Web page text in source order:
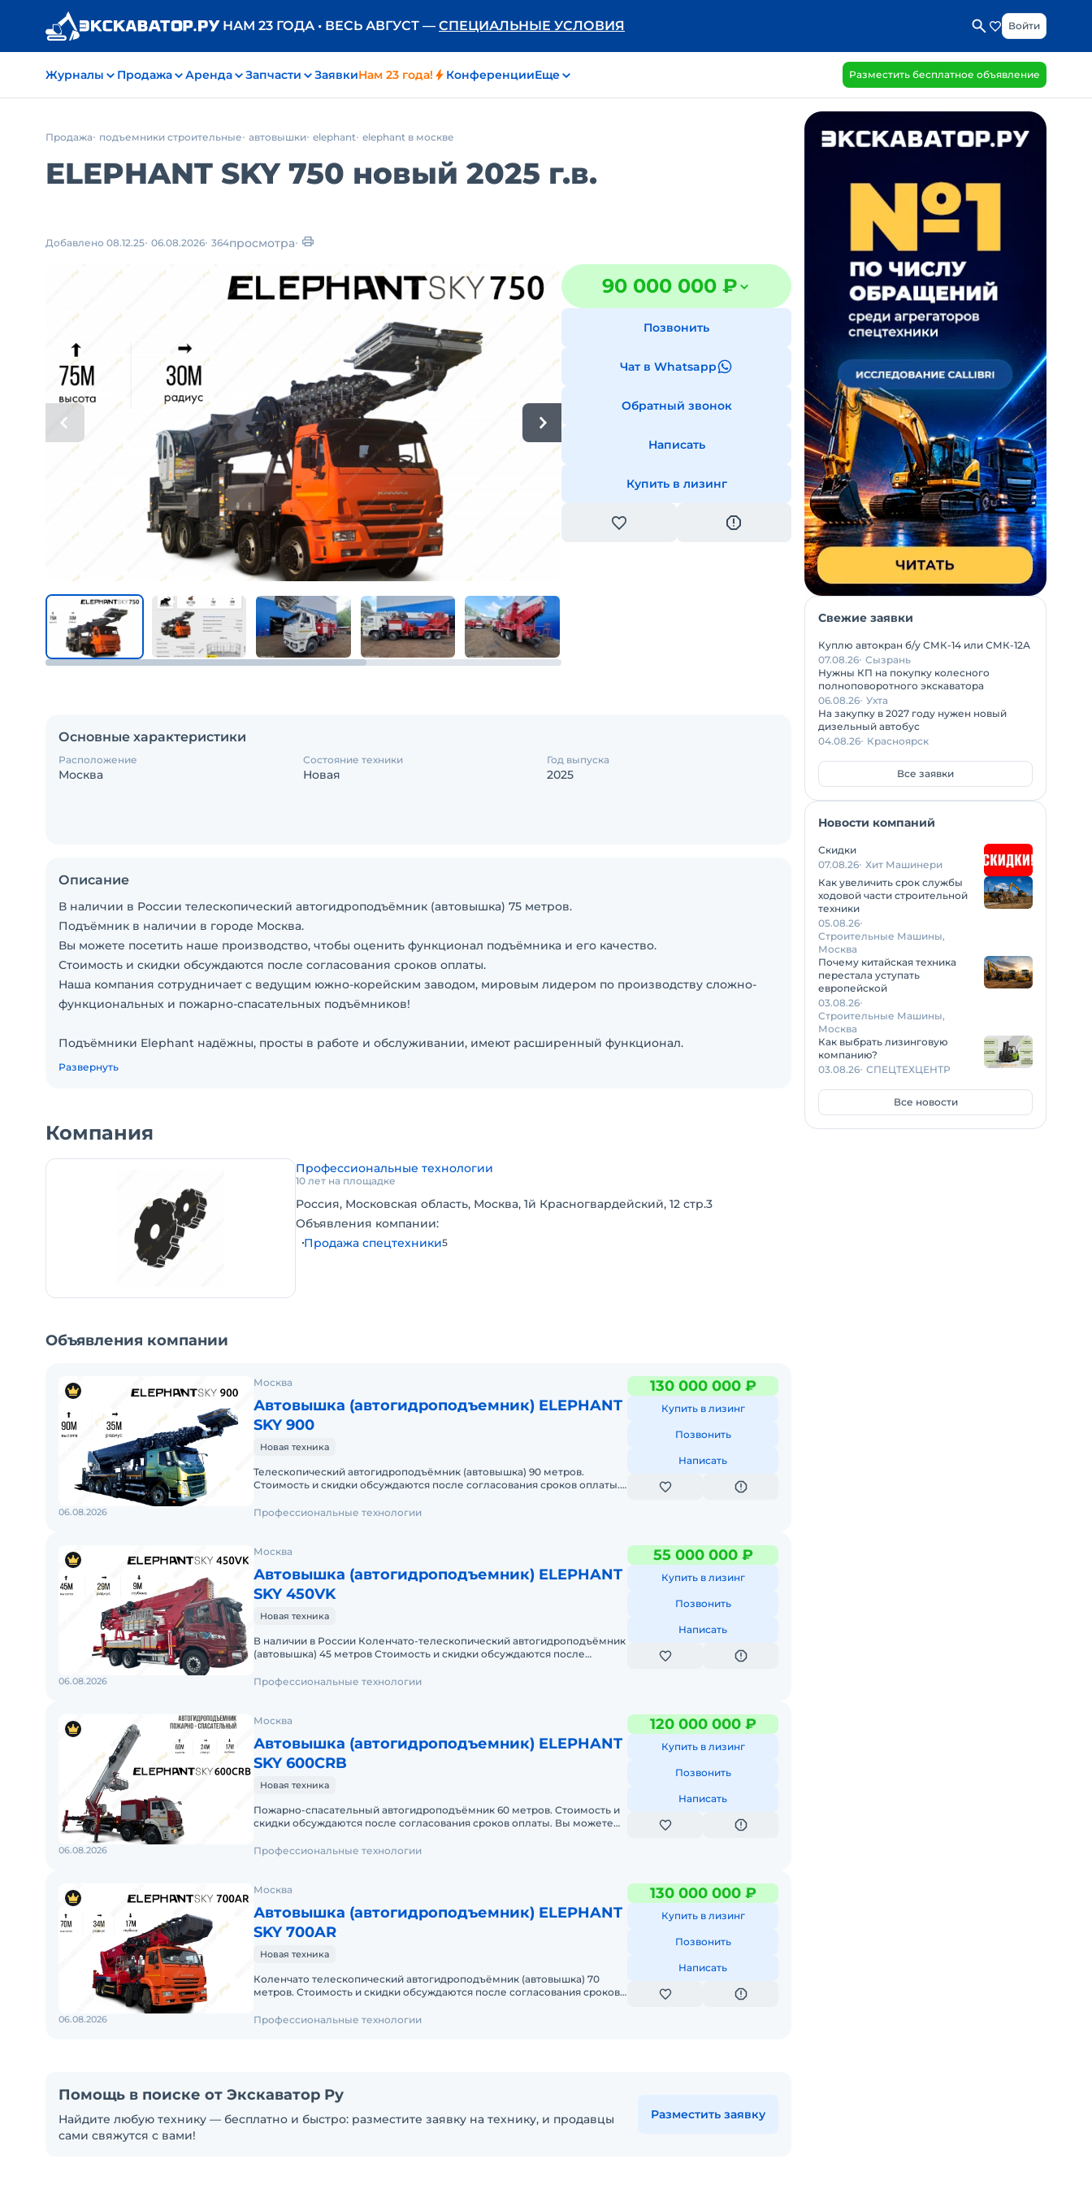
НАМ 23 ГОДА • ВЕСЬ АВГУСТ — СПЕЦИАЛЬНЫЕ УСЛОВИЯ Войти
Журналы Продажа Аренда Запчасти ЗаявкиНам 23 года! КонференцииЕще Разместить бесплатное объявление
Продажа подъемники строительные автовышки elephant elephant в москве
ELEPHANT SKY 750 новый 2025 г.в.
Добавлено 08.12.25 06.08.2026 364просмотра
90 000 000 ₽
Позвонить
Чат в Whatsapp
Обратный звонок
Написать
Купить в лизинг
Основные характеристики
Расположение
Москва
Состояние техники
Новая
Год выпуска
2025
Описание
В наличии в России телескопический автогидроподъёмник (автовышка) 75 метров.
Подъёмник в наличии в городе Москва.
Вы можете посетить наше производство, чтобы оценить функционал подъёмника и его качество.
Стоимость и скидки обсуждаются после согласования сроков оплаты.
Наша компания сотрудничает с ведущим южно-корейским заводом, мировым лидером по производству сложно-
функциональных и пожарно-спасательных подъёмников!
Подъёмники Elephant надёжны, просты в работе и обслуживании, имеют расширенный функционал.
Надёжность обеспечивается:
Продукция нашей компании соответствует уровню ведущих европейских и мировых производителей спецтехники.
Телескопический подъемник с рабочей высотой 75 метров.
марка: ELEPHANT SKY
Максимальная рабочая высота: 75 метров
Грузоподъемность рабочей платформы: 400 кг.
Радиус поворота рабочей платформы: 360 градусов.
Наличие сервисных центров и выездных бригад обеспечивает своевременное техобслуживание и максимальное
время непрерывной эксплуатации.
Подробно ознакомиться с преимуществами нашей продукции вы можете на нашем сайте, ссылка на сайт в
профиле.
Развернуть
Компания
Профессиональные технологии
10 лет на площадке
Россия, Московская область, Москва, 1й Красногвардейский, 12 стр.3
Объявления компании:
Продажа спецтехники5
Объявления компании
Москва
Автовышка (автогидроподъемник) ELEPHANT
SKY 900
Новая техника
Телескопический автогидроподъёмник (автовышка) 90 метров.
Стоимость и скидки обсуждаются после согласования сроков оплаты.
130 000 000 ₽
Купить в лизинг
Позвонить
Написать
06.08.2026 Профессиональные технологии
Москва
Автовышка (автогидроподъемник) ELEPHANT
SKY 450VK
Новая техника
В наличии в России Коленчато-телескопический автогидроподъёмник
(автовышка) 45 метров Стоимость и скидки обсуждаются после
55 000 000 ₽
Купить в лизинг
Позвонить
Написать
06.08.2026 Профессиональные технологии
Москва
Автовышка (автогидроподъемник) ELEPHANT
SKY 600CRB
Новая техника
Пожарно-спасательный автогидроподъёмник 60 метров. Стоимость и
скидки обсуждаются после согласования сроков оплаты. Вы можете
120 000 000 ₽
Купить в лизинг
Позвонить
Написать
06.08.2026 Профессиональные технологии
Москва
Автовышка (автогидроподъемник) ELEPHANT
SKY 700AR
Новая техника
Коленчато телескопический автогидроподъёмник (автовышка) 70
метров. Стоимость и скидки обсуждаются после согласования сроков
130 000 000 ₽
Купить в лизинг
Позвонить
Написать
06.08.2026 Профессиональные технологии
Помощь в поиске от Экскаватор Ру
Найдите любую технику — бесплатно и быстро: разместите заявку на технику, и продавцы
сами свяжутся с вами!
Разместить заявку
Свежие заявки
Куплю автокран б/у СМК-14 или СМК-12А
07.08.26 Сызрань
Нужны КП на покупку колесного
полноповоротного экскаватора
06.08.26 Ухта
На закупку в 2027 году нужен новый
дизельный автобус
04.08.26 Красноярск
Все заявки
Новости компаний
Скидки
07.08.26 Хит Машинери
Как увеличить срок службы
ходовой части строительной
техники
05.08.26
Строительные Машины,
Москва
Почему китайская техника
перестала уступать
европейской
03.08.26
Строительные Машины,
Москва
Как выбрать лизинговую
компанию?
03.08.26 СПЕЦТЕХЦЕНТР
Все новости